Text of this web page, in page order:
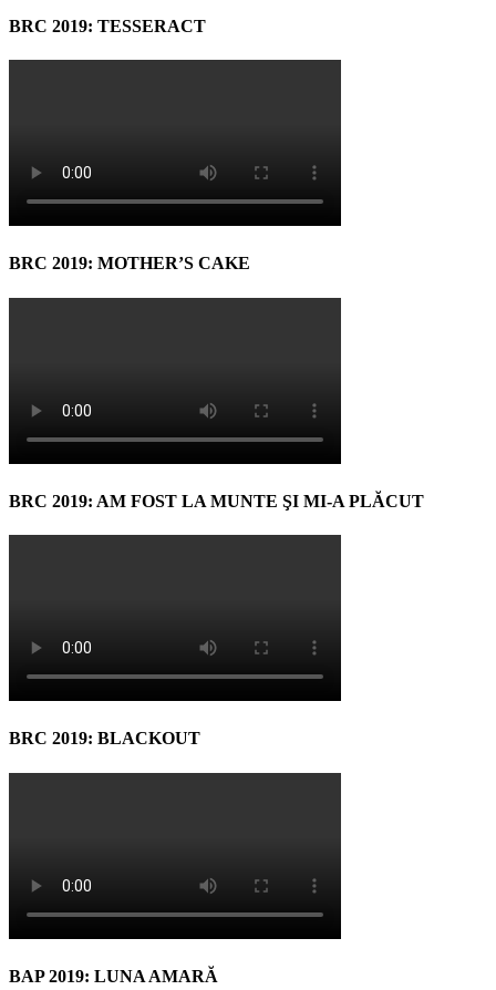
BRC 2019: TESSERACT
BRC 2019: MOTHER’S CAKE
BRC 2019: AM FOST LA MUNTE ŞI MI-A PLĂCUT
BRC 2019: BLACKOUT
BAP 2019: LUNA AMARĂ